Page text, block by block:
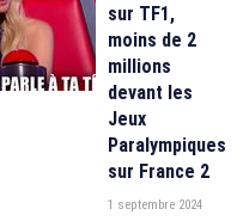
sur TF1,
moins de 2
millions
devant les
Jeux
Paralympiques
sur France 2
1 septembre 2024